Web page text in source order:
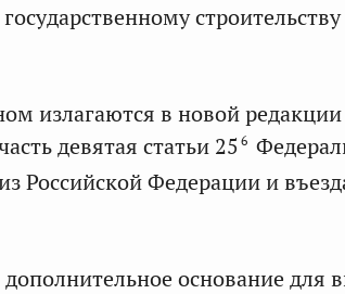
строительству
излагаются в новой
девятая статьи 25 6
Российской Федерации и
основание для